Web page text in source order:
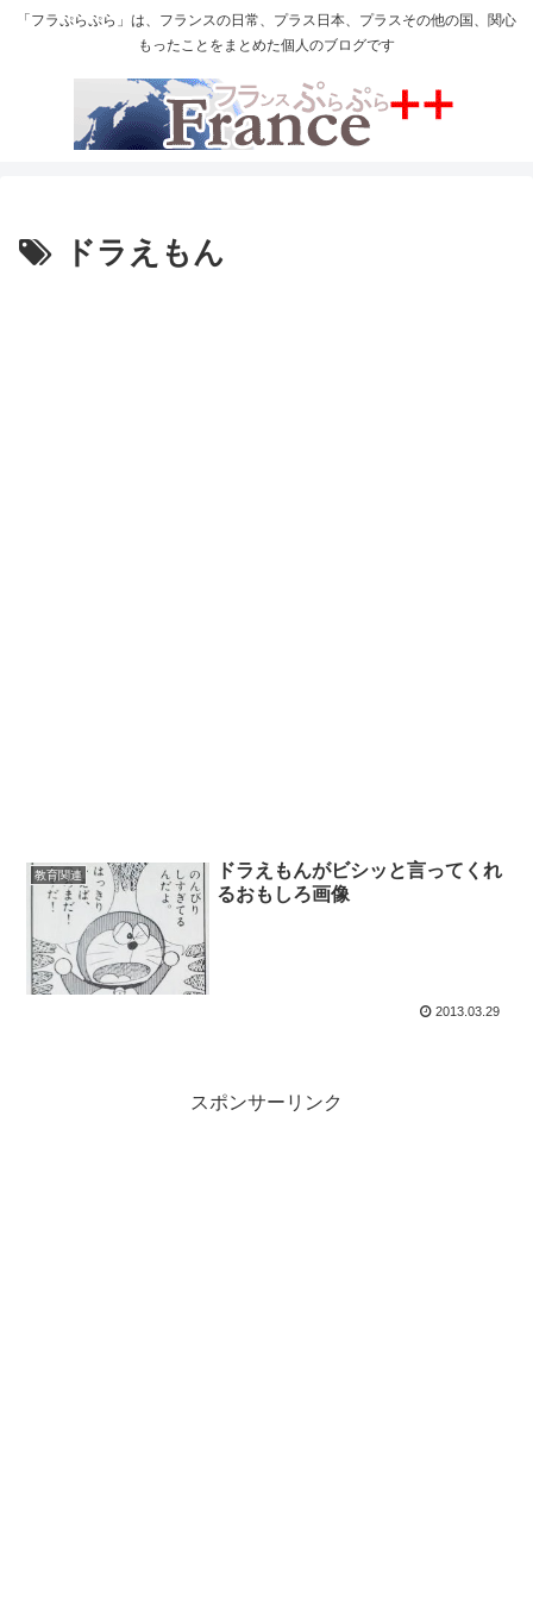
「フラぷらぷら」は、フランスの日常、プラス日本、プラスその他の国、関心
もったことをまとめた個人のブログです
ドラえもん
教育関連
ドラえもんがビシッと言ってくれ
るおもしろ画像
2013.03.29
スポンサーリンク